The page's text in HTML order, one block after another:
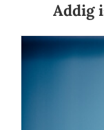
Addig